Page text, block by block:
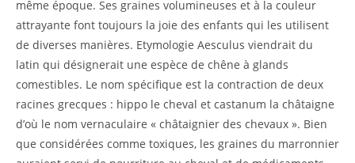
même époque. Ses graines volumineuses et à la couleur
attrayante font toujours la joie des enfants qui les utilisent
de diverses manières. Etymologie Aesculus viendrait du
latin qui désignerait une espèce de chêne à glands
comestibles. Le nom spécifique est la contraction de deux
racines grecques : hippo le cheval et castanum la châtaigne
d’où le nom vernaculaire « châtaignier des chevaux ». Bien
que considérées comme toxiques, les graines du marronnier